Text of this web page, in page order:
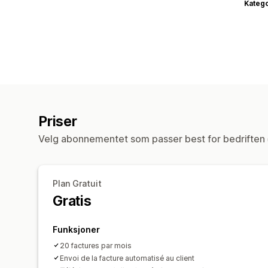
Priser
Velg abonnementet som passer best for bedriften
Plan Gratuit
Gratis
Funksjoner
20 factures par mois
Envoi de la facture automatisé au client